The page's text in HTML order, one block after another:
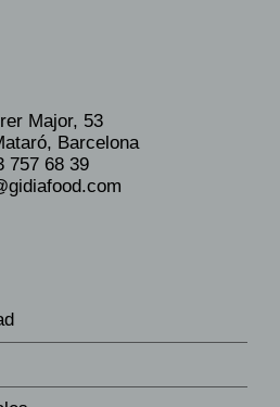
Major, 53
Barcelona
757 68 39